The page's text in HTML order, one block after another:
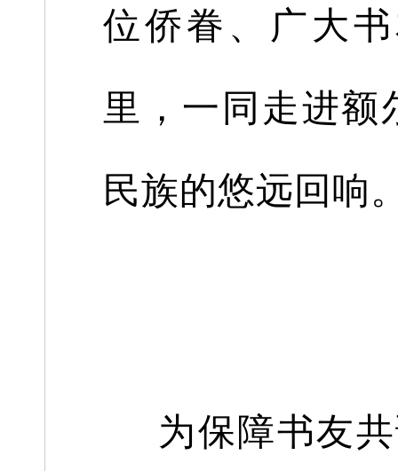
位侨眷、广大
里，一同走进额
民族的悠远回响
为保障书友